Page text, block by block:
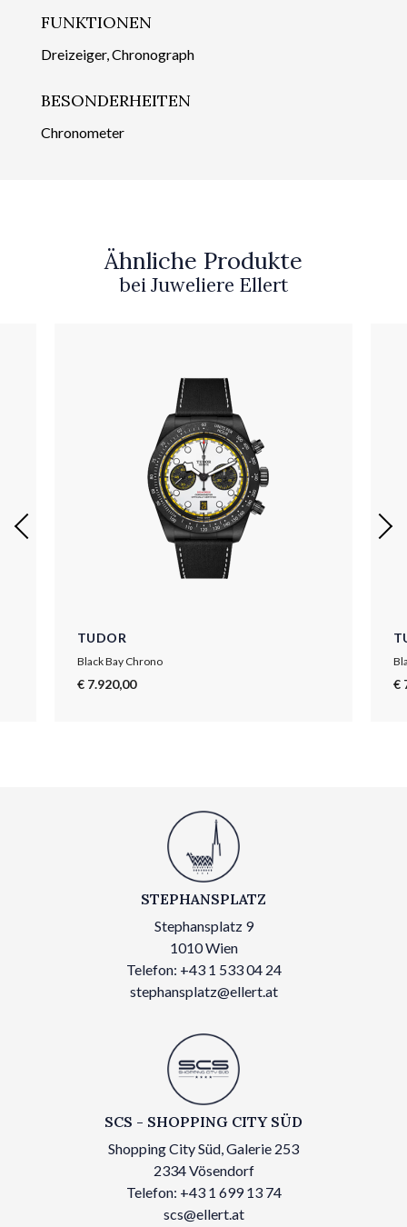
FUNKTIONEN
Dreizeiger, Chronograph
BESONDERHEITEN
Chronometer
Ähnliche Produkte
bei Juweliere Ellert
TUDOR
Black Bay Chrono
€ 7.920,00 €
STEPHANSPLATZ
Stephansplatz 9
1010 Wien
Telefon: +43 1 533 04 24
stephansplatz@ellert.at
SCS - SHOPPING CITY SÜD
Shopping City Süd, Galerie 253
2334 Vösendorf
Telefon: +43 1 699 13 74
scs@ellert.at